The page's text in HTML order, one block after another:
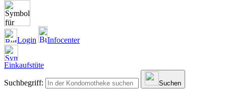
Login Infocenter
Einkaufstüte
Suchbegriff: Suchen